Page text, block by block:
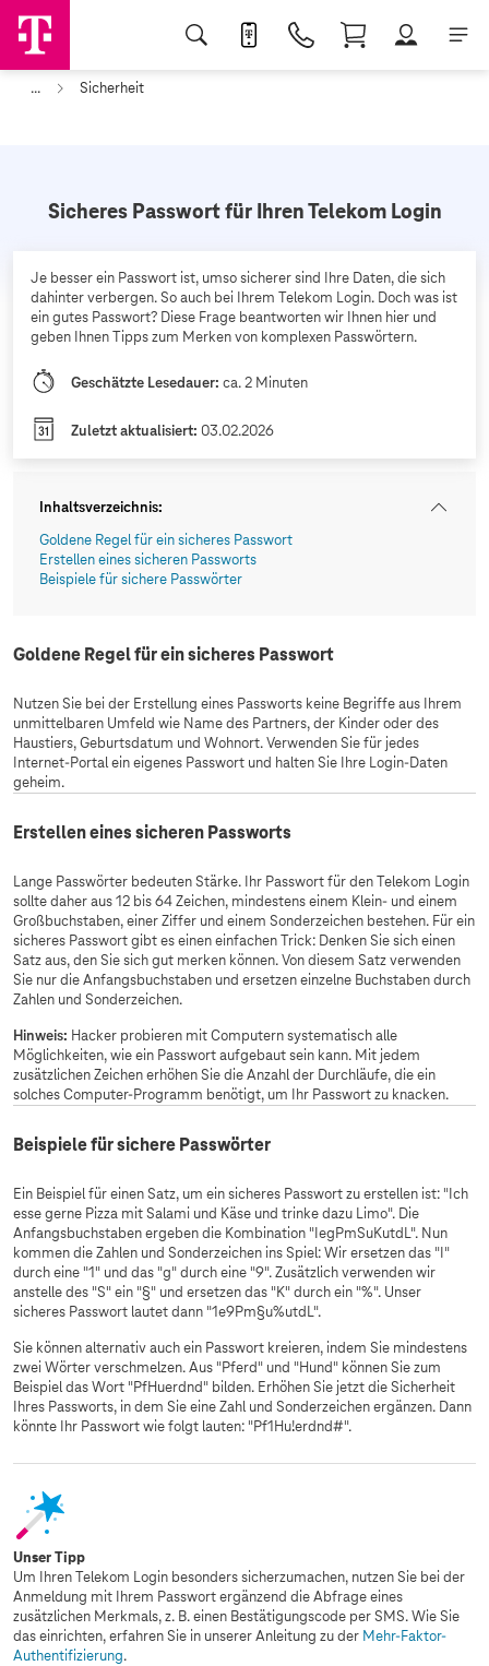
... Sicherheit
Sicheres Passwort für Ihren Telekom Login
Je besser ein Passwort ist, umso sicherer sind Ihre Daten, die sich
dahinter verbergen. So auch bei Ihrem Telekom Login. Doch was ist
ein gutes Passwort? Diese Frage beantworten wir Ihnen hier und
geben Ihnen Tipps zum Merken von komplexen Passwörtern.
Geschätzte Lesedauer: ca. 2 Minuten
Zuletzt aktualisiert: 03.02.2026
Inhaltsverzeichnis:
Goldene Regel für ein sicheres Passwort
Erstellen eines sicheren Passworts
Beispiele für sichere Passwörter
Goldene Regel für ein sicheres Passwort
Nutzen Sie bei der Erstellung eines Passworts keine Begriffe aus Ihrem
unmittelbaren Umfeld wie Name des Partners, der Kinder oder des
Haustiers, Geburtsdatum und Wohnort. Verwenden Sie für jedes
Internet-Portal ein eigenes Passwort und halten Sie Ihre Login-Daten
geheim.
Erstellen eines sicheren Passworts
Lange Passwörter bedeuten Stärke. Ihr Passwort für den Telekom Login
sollte daher aus 12 bis 64 Zeichen, mindestens einem Klein- und einem
Großbuchstaben, einer Ziffer und einem Sonderzeichen bestehen. Für ein
sicheres Passwort gibt es einen einfachen Trick: Denken Sie sich einen
Satz aus, den Sie sich gut merken können. Von diesem Satz verwenden
Sie nur die Anfangsbuchstaben und ersetzen einzelne Buchstaben durch
Zahlen und Sonderzeichen.
Hinweis: Hacker probieren mit Computern systematisch alle
Möglichkeiten, wie ein Passwort aufgebaut sein kann. Mit jedem
zusätzlichen Zeichen erhöhen Sie die Anzahl der Durchläufe, die ein
solches Computer-Programm benötigt, um Ihr Passwort zu knacken.​​​​​​
Beispiele für sichere Passwörter
Ein Beispiel für einen Satz, um ein sicheres Passwort zu erstellen ist: "Ich
esse gerne Pizza mit Salami und Käse und trinke dazu Limo". Die
Anfangsbuchstaben ergeben die Kombination "IegPmSuKutdL". Nun
kommen die Zahlen und Sonderzeichen ins Spiel: Wir ersetzen das "I"
durch eine "1" und das "g" durch eine "9". Zusätzlich verwenden wir
anstelle des "S" ein "§" und ersetzen das "K" durch ein "%". Unser
sicheres Passwort lautet dann "1e9Pm§u%utdL".
Sie können alternativ auch ein Passwort kreieren, indem Sie mindestens
zwei Wörter verschmelzen. Aus "Pferd" und "Hund" können Sie zum
Beispiel das Wort "PfHuerdnd" bilden. Erhöhen Sie jetzt die Sicherheit
Ihres Passworts, in dem Sie eine Zahl und Sonderzeichen ergänzen. Dann
könnte Ihr Passwort wie folgt lauten: "Pf1Hu!erdnd#".
Unser Tipp
Um Ihren Telekom Login besonders sicherzumachen, nutzen Sie bei der
Anmeldung mit Ihrem Passwort ergänzend die Abfrage eines
zusätzlichen Merkmals, z. B. einen Bestätigungscode per SMS. Wie Sie
das einrichten, erfahren Sie in unserer Anleitung zu der Mehr-Faktor-
Authentifizierung.